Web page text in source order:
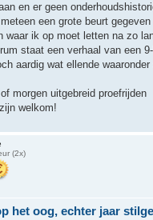
en er geen
een grote beurt
waar ik op moet letten na zo
staat een verhaal van een
aardig wat ellende
morgen uitgebreid proefrijden
welkom!
(2x)
het oog, echter jaar